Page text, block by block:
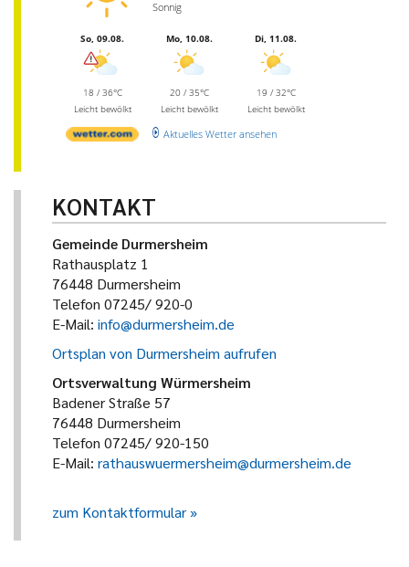
Sonnig
So, 09.08.
18 / 36°C
Leicht bewölkt
Mo, 10.08.
20 / 35°C
Leicht bewölkt
Di, 11.08.
19 / 32°C
Leicht bewölkt
Aktuelles Wetter ansehen
KONTAKT
Gemeinde Durmersheim
Rathausplatz 1
76448 Durmersheim
Telefon 07245/ 920-0
E-Mail: info@durmersheim.de
Ortsplan von Durmersheim aufrufen
Ortsverwaltung Würmersheim
Badener Straße 57
76448 Durmersheim
Telefon 07245/ 920-150
E-Mail: rathauswuermersheim@durmersheim.de
zum Kontaktformular